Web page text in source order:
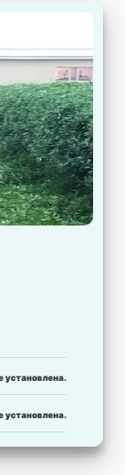
установлена.
установлена.
установлена.